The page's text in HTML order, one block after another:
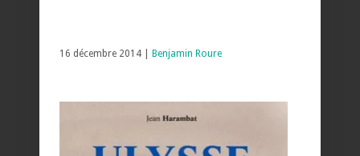
16 décembre 2014 | Benjamin Roure